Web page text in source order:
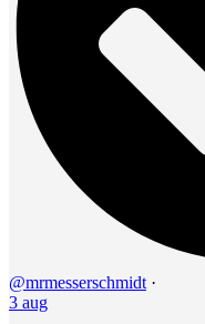
@mrmesserschmidt ·
3 aug